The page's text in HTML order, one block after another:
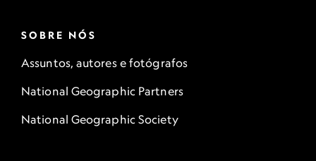
SOBRE NÓS
Assuntos, autores e fotógrafos
National Geographic Partners
National Geographic Society